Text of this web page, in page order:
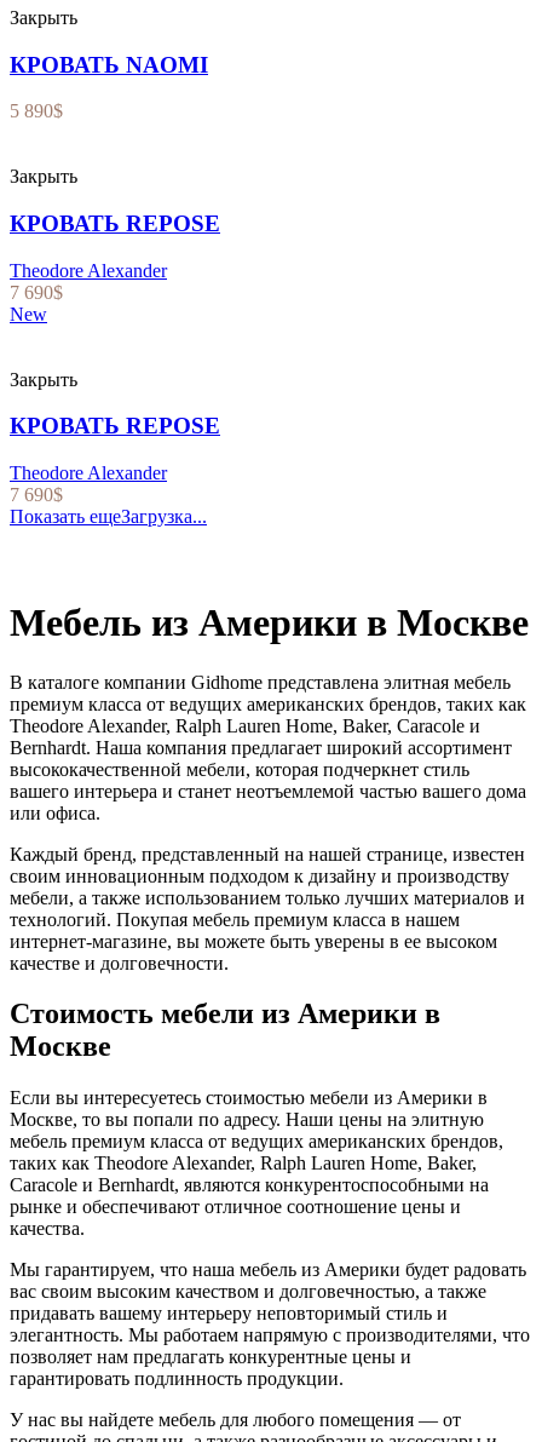
Закрыть
КРОВАТЬ NAOMI
5 890$
Закрыть
КРОВАТЬ REPOSE
Theodore Alexander
7 690$
New
Закрыть
КРОВАТЬ REPOSE
Theodore Alexander
7 690$
Показать ещеЗагрузка...
Мебель из Америки в Москве
В каталоге компании Gidhome представлена элитная мебель
премиум класса от ведущих американских брендов, таких как
Theodore Alexander, Ralph Lauren Home, Baker, Caracole и
Bernhardt. Наша компания предлагает широкий ассортимент
высококачественной мебели, которая подчеркнет стиль
вашего интерьера и станет неотъемлемой частью вашего дома
или офиса.
Каждый бренд, представленный на нашей странице, известен
своим инновационным подходом к дизайну и производству
мебели, а также использованием только лучших материалов и
технологий. Покупая мебель премиум класса в нашем
интернет-магазине, вы можете быть уверены в ее высоком
качестве и долговечности.
Стоимость мебели из Америки в
Москве
Если вы интересуетесь стоимостью мебели из Америки в
Москве, то вы попали по адресу. Наши цены на элитную
мебель премиум класса от ведущих американских брендов,
таких как Theodore Alexander, Ralph Lauren Home, Baker,
Caracole и Bernhardt, являются конкурентоспособными на
рынке и обеспечивают отличное соотношение цены и
качества.
Мы гарантируем, что наша мебель из Америки будет радовать
вас своим высоким качеством и долговечностью, а также
придавать вашему интерьеру неповторимый стиль и
элегантность. Мы работаем напрямую с производителями, что
позволяет нам предлагать конкурентные цены и
гарантировать подлинность продукции.
У нас вы найдете мебель для любого помещения — от